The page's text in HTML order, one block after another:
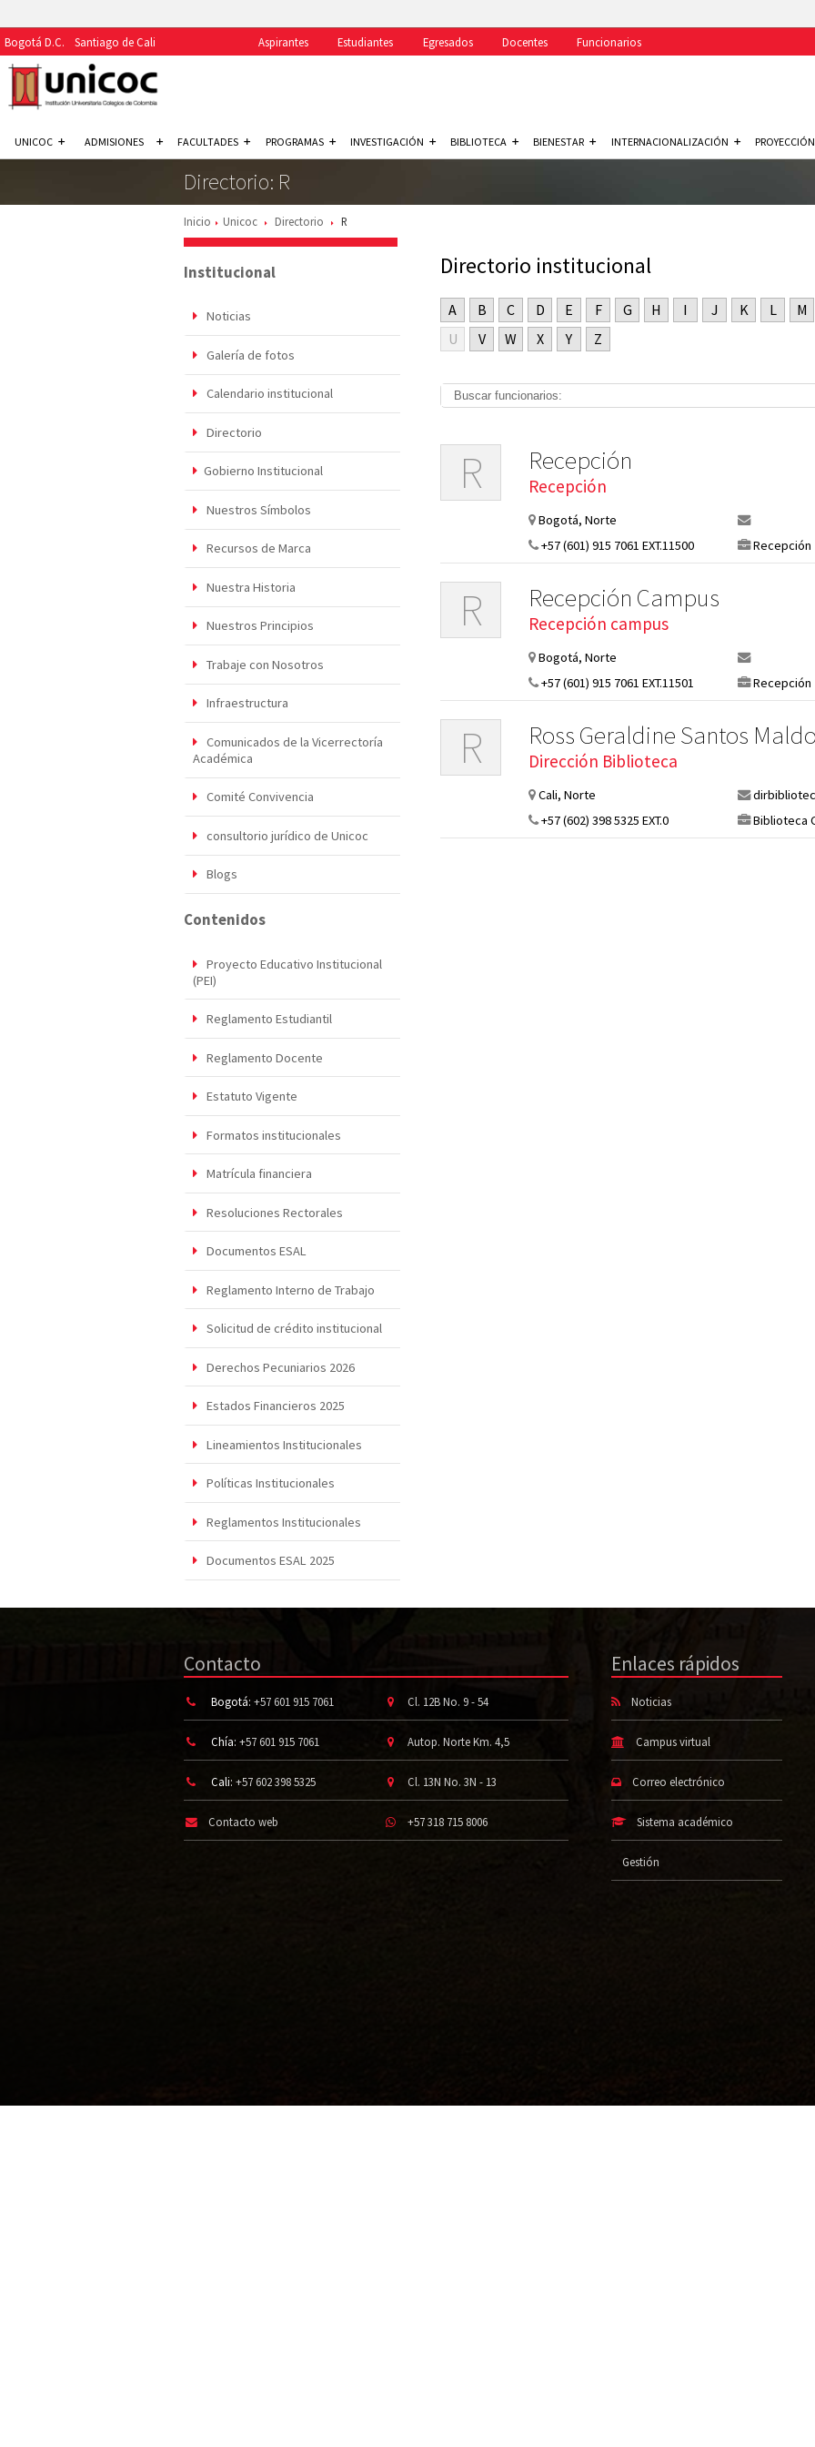
Bogotá D.C. Santiago de Cali Aspirantes Estudiantes Egresados Docentes Funcionarios
UNICOC ADMISIONES FACULTADES PROGRAMAS INVESTIGACIÓN BIBLIOTECA BIENESTAR INTERNACIONALIZACIÓN
Directorio: R
Inicio Unicoc Directorio R
Institucional
Noticias
Galería de fotos
Calendario institucional
Directorio
Gobierno Institucional
Nuestros Símbolos
Recursos de Marca
Nuestra Historia
Nuestros Principios
Trabaje con Nosotros
Infraestructura
Comunicados de la Vicerrectoría
Académica
Comité Convivencia
consultorio jurídico de Unicoc
Blogs
Contenidos
Proyecto Educativo Institucional
(PEI)
Reglamento Estudiantil
Reglamento Docente
Estatuto Vigente
Formatos institucionales
Matrícula financiera
Resoluciones Rectorales
Documentos ESAL
Reglamento Interno de Trabajo
Solicitud de crédito institucional
Derechos Pecuniarios 2026
Estados Financieros 2025
Lineamientos Institucionales
Políticas Institucionales
Reglamentos Institucionales
Documentos ESAL 2025
Directorio institucional
A B C D E F G H I J K L
M
U
V W X Y Z
R Recepción
Recepción
Bogotá, Norte
+57 (601) 915 7061 EXT.11500
Recepción
R Recepción Campus
Recepción campus
Bogotá, Norte
+57 (601) 915 7061 EXT.11501
Recepción
R Ross Geraldine Santos
Dirección Biblioteca
Cali, Norte
+57 (602) 398 5325 EXT.0
Biblioteca
Contacto
Bogotá: +57 601 915 7061 Cl. 12B No. 9 - 54
Chía: +57 601 915 7061 Autop. Norte Km. 4,5
Cali: +57 602 398 5325 Cl. 13N No. 3N - 13
Contacto web +57 318 715 8006
Enlaces rápidos
Noticias
Campus virtual
Correo electrónico
Sistema académico
Gestión